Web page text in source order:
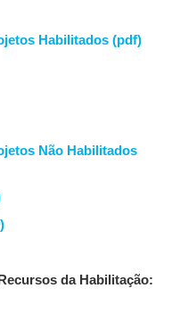
Habilitados (pdf)
Não Habilitados
da Habilitação: